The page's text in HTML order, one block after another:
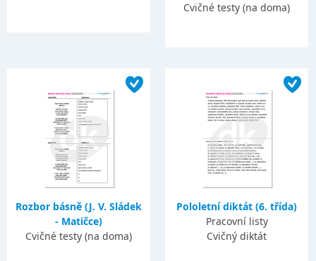
Cvičné testy (na doma)
Rozbor básně (J. V. Sládek
- Matičce)
Cvičné testy (na doma)
Pololetní diktát (6. třída)
Pracovní listy
Cvičný diktát